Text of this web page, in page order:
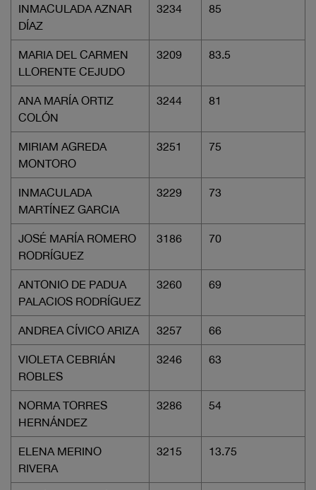
INMACULADA AZNAR
DÍAZ
3234 85
MARIA DEL CARMEN
LLORENTE CEJUDO
3209 83.5
ANA MARÍA ORTIZ
COLÓN
3244 81
MIRIAM AGREDA
MONTORO
3251 75
INMACULADA
MARTÍNEZ GARCIA
3229 73
JOSÉ MARÍA ROMERO
RODRÍGUEZ
3186 70
ANTONIO DE PADUA
PALACIOS RODRÍGUEZ
3260 69
ANDREA CÍVICO ARIZA 3257 66
VIOLETA CEBRIÁN
ROBLES
3246 63
NORMA TORRES
HERNÁNDEZ
3286 54
ELENA MERINO
RIVERA
3215 13.75